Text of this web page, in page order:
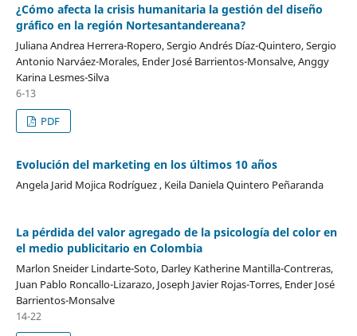
¿Cómo afecta la crisis humanitaria la gestión del diseño
gráfico en la región Nortesantandereana?
Juliana Andrea Herrera-Ropero, Sergio Andrés Díaz-Quintero, Sergio
Antonio Narváez-Morales, Ender José Barrientos-Monsalve, Anggy
Karina Lesmes-Silva
6-13
PDF
Evolución del marketing en los últimos 10 años
Angela Jarid Mojica Rodríguez , Keila Daniela Quintero Peñaranda
La pérdida del valor agregado de la psicología del color en
el medio publicitario en Colombia
Marlon Sneider Lindarte-Soto, Darley Katherine Mantilla-Contreras,
Juan Pablo Roncallo-Lizarazo, Joseph Javier Rojas-Torres, Ender José
Barrientos-Monsalve
14-22